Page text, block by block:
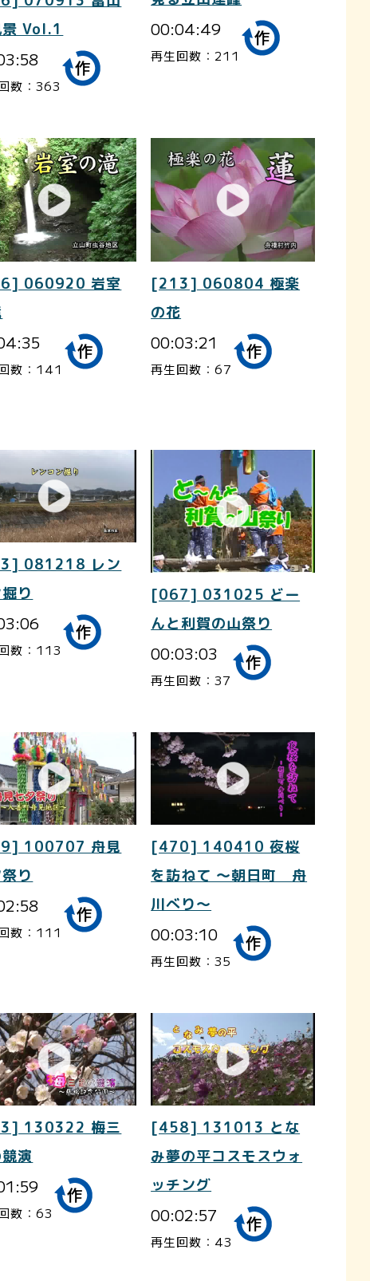
Vol.1
数：363
00:04:49
再生回数：211
060920 岩室
数：141
[213] 060804 極楽
の花
00:03:21
再生回数：67
081218 レン
り
数：113
[067] 031025 どー
んと利賀の山祭り
00:03:03
再生回数：37
100707 舟見
り
数：111
[470] 140410 夜桜
を訪ねて ～朝日町 舟
川べり～
00:03:10
再生回数：35
130322 梅三
演
数：63
[458] 131013 とな
み夢の平コスモスウォ
ッチング
00:02:57
再生回数：43